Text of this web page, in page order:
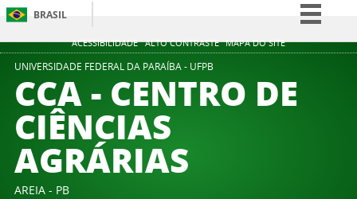
ACESSIBILIDADE ALTO CONTRASTE MAPA DO SITE
BRASIL
Simplifique!
Participe
UNIVERSIDADE FEDERAL DA PARAÍBA - UFPB
CCA - CENTRO DE
CIÊNCIAS
AGRÁRIAS
AREIA - PB